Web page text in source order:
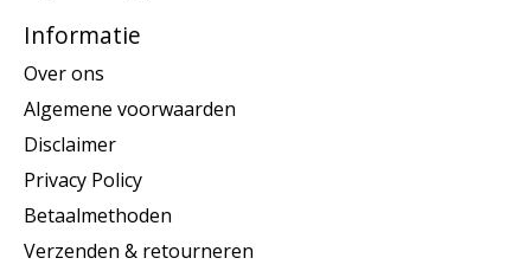
Informatie
Over ons
Algemene voorwaarden
Disclaimer
Privacy Policy
Betaalmethoden
Verzenden & retourneren